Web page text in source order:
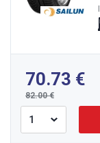
70.73
82.00